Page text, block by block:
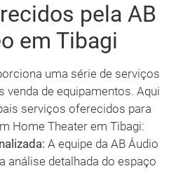
pela AB
em Tibagi
uma série de serviços
venda de equipamentos. Aqui
serviços oferecidos para
Home Theater em Tibagi:
A equipe da AB Áudio
análise detalhada do espaço